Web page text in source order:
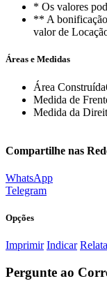
* Os valores
** A
valor de
Áreas e Medidas
Área Construída
Medida de
Medida da
Compartilhe nas
WhatsApp
Telegram
Opções
Imprimir Indicar
Pergunte ao